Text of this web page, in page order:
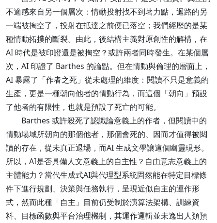
不適感來自另一個層次：情動投射找不到著力點，迴路的另
一端被掏空了，投射在抵達之前便已落空；我們經歷的是某
種情動拓撲的斷裂。由此，後結構主義對原創性的解構，在
AI 時代是被印證還是被掏空？或許兩者同時發生。在某個層
次，AI 印證了 Barthes 的論點。但在情動與倫理的層面上，
AI 暴露了「作者之死」從未處理的維度：閱讀不只是意義的
生產，更是一種朝向他者的情動行為，而這個「朝向」預設
了他者的有限性，也就是預設了死亡的可能。
Barthes 或許殺死了認識論意義上的作者，但閱讀中的
情動場域所朝向的那個他者，那個會死的、因而才值得被閱
讀的存在，從未真正退場，而AI 生成文學讓這個幽靈現形。
所以，AI是否具備人文意義上的自主性？自由意志意義上的
主體能力？當代生成式AI與代理型系統固然能在特定目標條
件下進行規劃、決策與任務執行，呈現近似自主的運作形
式，然而此種「自主」目前仍受制於演算法架構、訓練資
料、目標函數與平台治理機制，其運作邏輯並未逸出人類預